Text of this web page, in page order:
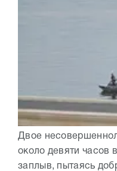
Двое
около девяти часов
заплыв, пытаясь